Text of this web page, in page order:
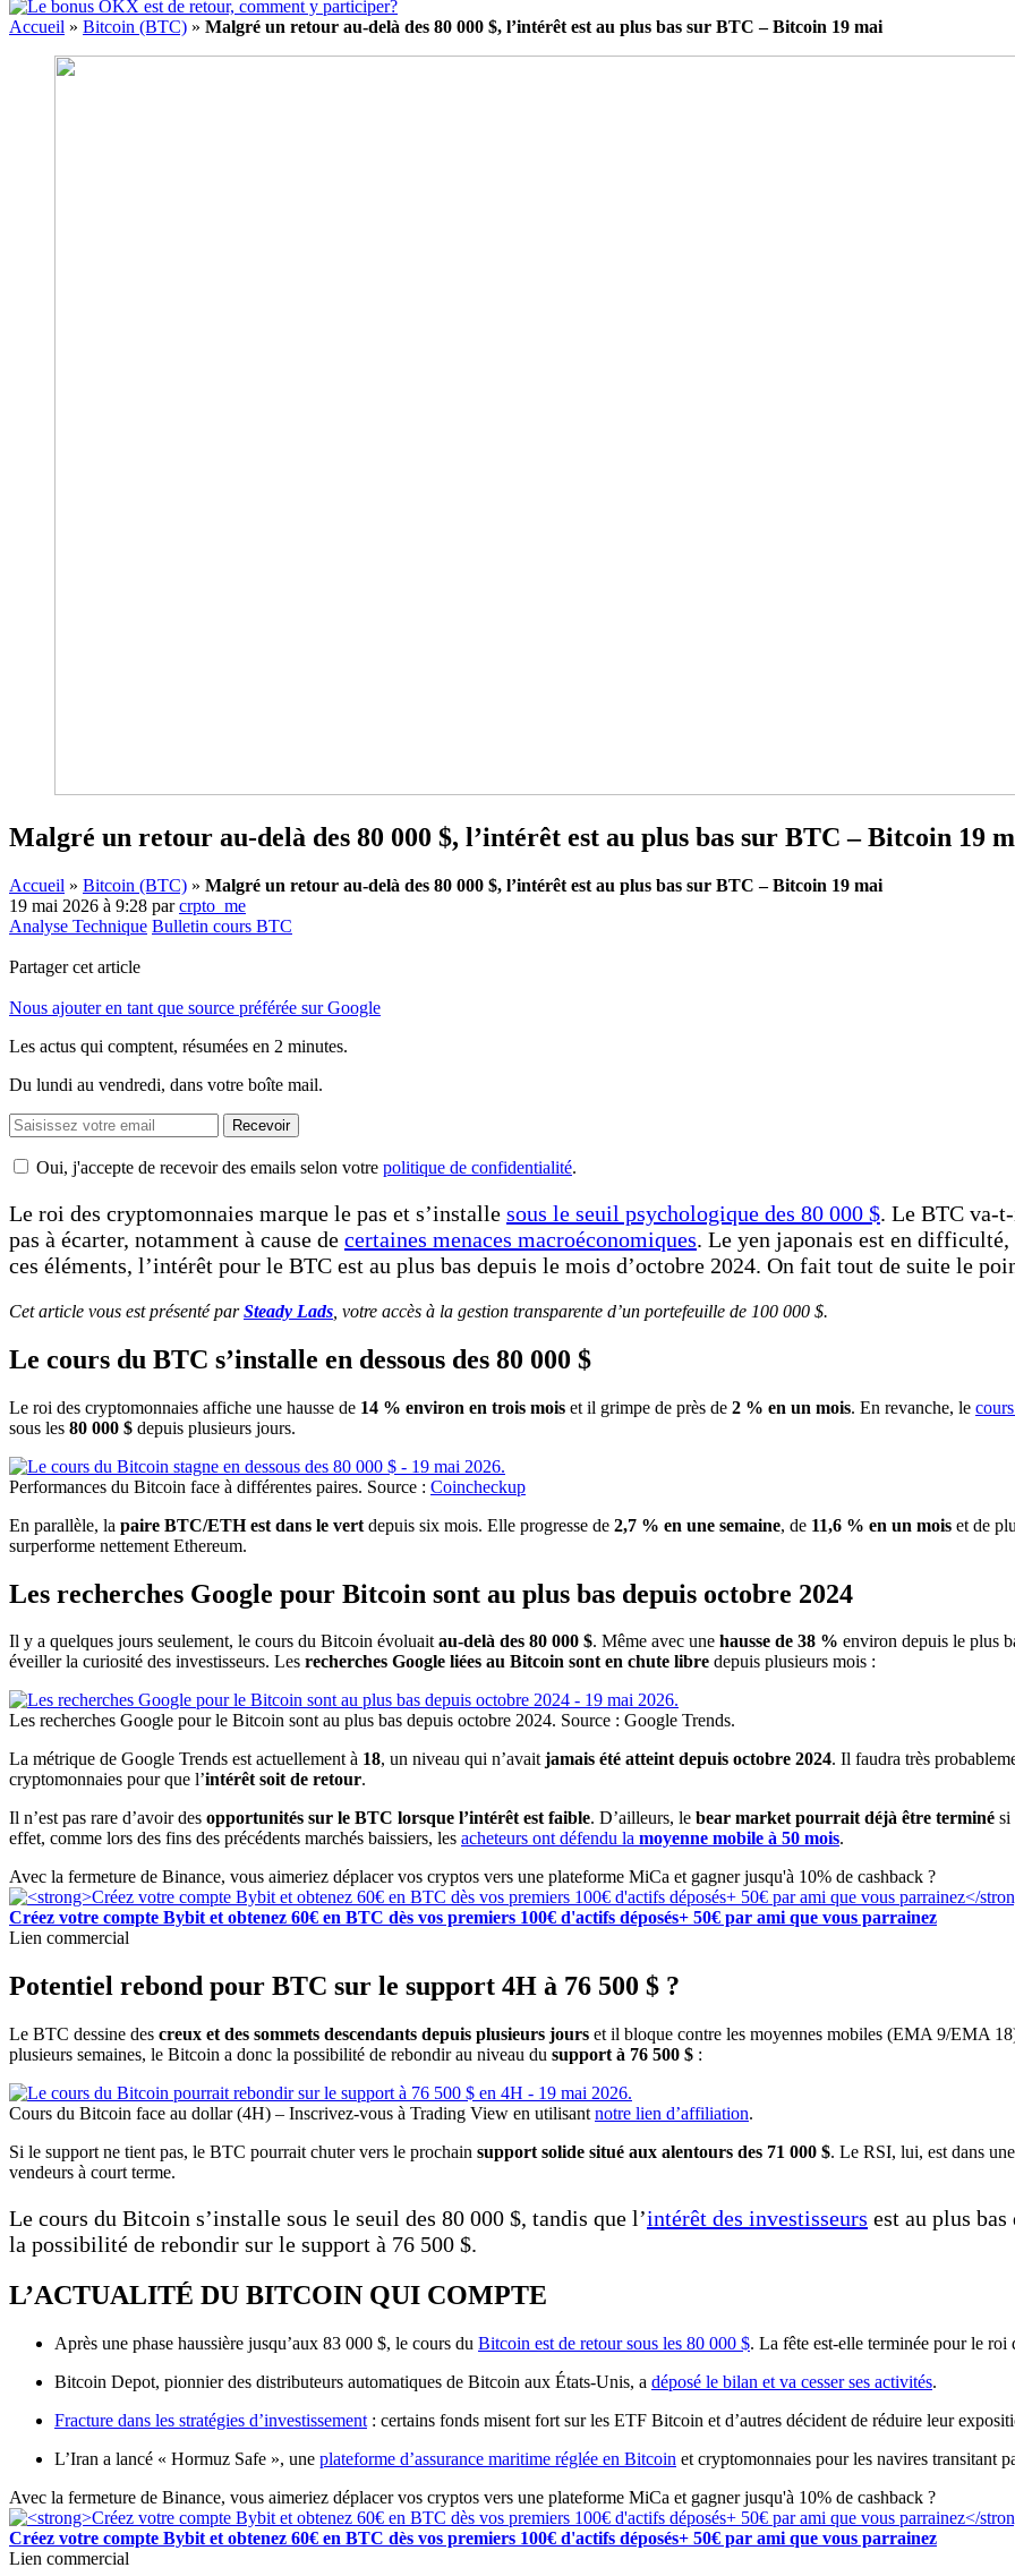
Accueil » Bitcoin (BTC) » Malgré un retour au-delà des 80 000 $, l’intérêt est au plus bas sur BTC – Bitcoin 19 mai
Malgré un retour au-delà des 80 000 $, l’intérêt est au plus bas sur BTC – Bitcoin 19
Accueil » Bitcoin (BTC) » Malgré un retour au-delà des 80 000 $, l’intérêt est au plus bas sur BTC – Bitcoin 19 mai
19 mai 2026 à 9:28 parcrpto_me
Analyse Technique Bulletin cours BTC
Partager cet article
Nous ajouter en tant que source préférée sur Google
Les actus qui comptent, résumées en 2 minutes.
Du lundi au vendredi, dans votre boîte mail.
Recevoir
Oui, j'accepte de recevoir des emails selon votre politique de confidentialité.
Le roi des cryptomonnaies marque le pas et s’installe sous le seuil psychologique des 80 000 $. Le BTC va-
pas à écarter, notamment à cause de certaines menaces macroéconomiques. Le yen japonais est en difficulté,
ces éléments, l’intérêt pour le BTC est au plus bas depuis le mois d’octobre 2024. On fait tout de suite le
Cet article vous est présenté parSteady Lads , votre accès à la gestion transparente d’un portefeuille de 100 000 $.
Le cours du BTC s’installe en dessous des 80 000 $
Le roi des cryptomonnaies affiche une hausse de 14 % environ en trois mois et il grimpe de près de 2 % en un mois. En revanche, le
sous les 80 000 $ depuis plusieurs jours.
Performances du Bitcoin face à différentes paires. Source : Coincheckup
En parallèle, la paire BTC/ETH est dans le vert depuis six mois. Elle progresse de 2,7 % en une semaine, de 11,6 % en un mois et de
surperforme nettement Ethereum.
Les recherches Google pour Bitcoin sont au plus bas depuis octobre 2024
Il y a quelques jours seulement, le cours du Bitcoin évoluaitau-delà des 80 000 $. Même avec une hausse de 38 % environ depuis le plus
éveiller la curiosité des investisseurs. Les recherches Google liées au Bitcoin sont en chute libre depuis plusieurs mois :
Les recherches Google pour le Bitcoin sont au plus bas depuis octobre 2024. Source : Google Trends.
La métrique de Google Trends est actuellement à 18, un niveau qui n’avaitjamais été atteint depuis octobre 2024. Il faudra très
cryptomonnaies pour que l’intérêt soit de retour.
Il n’est pas rare d’avoir des opportunités sur le BTC lorsque l’intérêt est faible. D’ailleurs, le bear market pourrait déjà être terminé si
effet, comme lors des fins des précédents marchés baissiers, les acheteurs ont défendu la moyenne mobile à 50 mois.
Avec la fermeture de Binance, vous aimeriez déplacer vos cryptos vers une plateforme MiCa et gagner jusqu'à 10% de cashback ?
Créez votre compte Bybit et obtenez 60€ en BTC dès vos premiers 100€ d'actifs déposés+ 50€ par ami que vous parrainez
Lien commercial
Potentiel rebond pour BTC sur le support 4H à 76 500 $ ?
Le BTC dessine des creux et des sommets descendants depuis plusieurs jours et il bloque contre les moyennes mobiles (EMA 9/EMA
plusieurs semaines, le Bitcoin a donc la possibilité de rebondir au niveau du support à 76 500 $ :
Cours du Bitcoin face au dollar (4H) – Inscrivez-vous à Trading View en utilisant notre lien d’affiliation.
Si le support ne tient pas, le BTC pourrait chuter vers le prochain support solide situé aux alentours des 71 000 $. Le RSI, lui, est dans
vendeurs à court terme.
Le cours du Bitcoin s’installe sous le seuil des 80 000 $, tandis que l’intérêt des investisseurs est au plus
la possibilité de rebondir sur le support à 76 500 $.
L’ACTUALITÉ DU BITCOIN QUI COMPTE
Après une phase haussière jusqu’aux 83 000 $, le cours du Bitcoin est de retour sous les 80 000 $. La fête est-elle terminée pour le roi
Bitcoin Depot, pionnier des distributeurs automatiques de Bitcoin aux États-Unis, a déposé le bilan et va cesser ses activités.
Fracture dans les stratégies d’investissement : certains fonds misent fort sur les ETF Bitcoin et d’autres décident de réduire leur
L’Iran a lancé « Hormuz Safe », une plateforme d’assurance maritime réglée en Bitcoin et cryptomonnaies pour les navires transitant
Avec la fermeture de Binance, vous aimeriez déplacer vos cryptos vers une plateforme MiCa et gagner jusqu'à 10% de cashback ?
Créez votre compte Bybit et obtenez 60€ en BTC dès vos premiers 100€ d'actifs déposés+ 50€ par ami que vous parrainez
Lien commercial